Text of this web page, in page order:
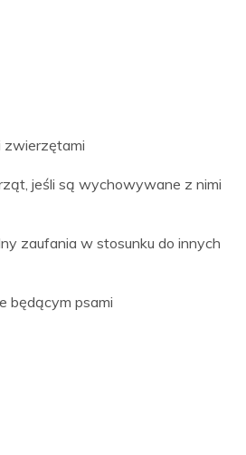
zwierzętami
jeśli są wychowywane z nimi
zaufania w stosunku do innych
będącym psami